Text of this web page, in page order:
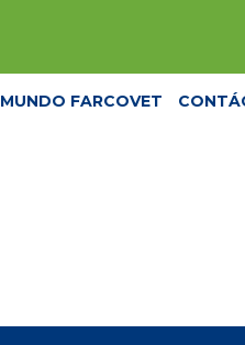
MUNDO FARCOVET